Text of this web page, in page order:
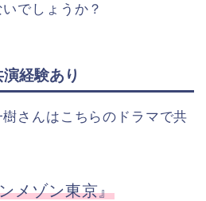
でしょうか？
経験あり
さんはこちらのドラマで共
メゾン東京』